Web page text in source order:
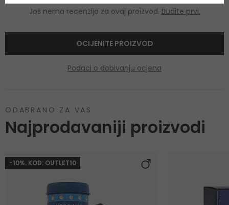
Još nema recenzija za ovaj proizvod. Budite prvi.
OCIJENITE PROIZVOD
Podaci o dobivanju ocjena
ODABRANO ZA VAS
Najprodavaniji proizvodi
-10%. KOD: OUTLET10